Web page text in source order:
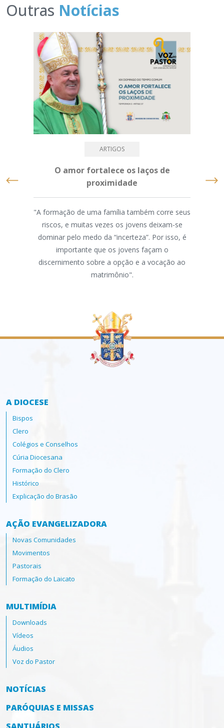
Outras Notícias
ARTIGOS
O amor fortalece os laços de
proximidade
"A formação de uma família também corre seus
riscos, e muitas vezes os jovens deixam-se
dominar pelo medo da “incerteza”. Por isso, é
importante que os jovens façam o
discernimento sobre a opção e a vocação ao
matrimônio".
A DIOCESE
Bispos
Clero
Colégios e Conselhos
Cúria Diocesana
Formação do Clero
Histórico
Explicação do Brasão
AÇÃO EVANGELIZADORA
Novas Comunidades
Movimentos
Pastorais
Formação do Laicato
MULTIMÍDIA
Downloads
Vídeos
Áudios
Voz do Pastor
NOTÍCIAS
PARÓQUIAS E MISSAS